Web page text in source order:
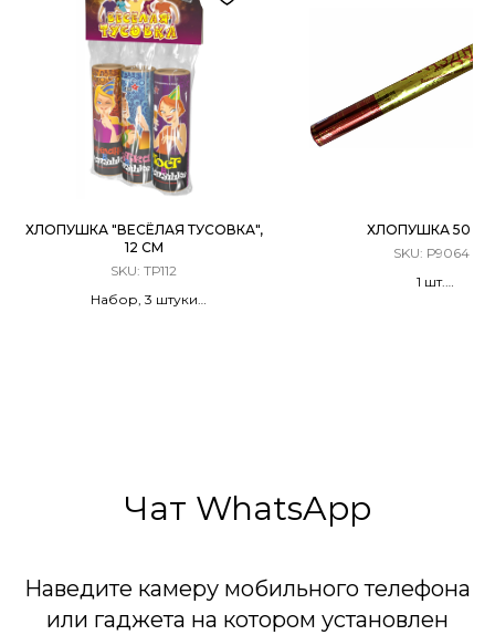
ХЛОПУШКА "ВЕСЁЛАЯ ТУСОВКА",
12 СМ
SKU: ТР112
Набор, 3 штуки
ХЛОПУШКА 50 СМ
SKU: Р9064
1 шт.
Чат WhatsApp
Наведите камеру мобильного телефона
или гаджета на котором установлен